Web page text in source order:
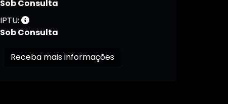
Sob Consulta
IPTU:
Sob Consulta
Receba mais informações